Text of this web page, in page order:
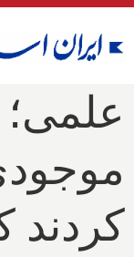
علمی؛
کردند